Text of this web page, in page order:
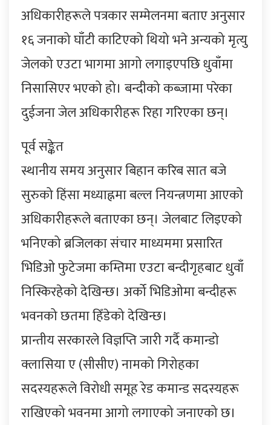
अधिकारीहरूले पत्रकार सम्मेलनमा बताए अनुसार
१६ जनाको घाँटी काटिएको थियो भने अन्यको मृत्यु
जेलको एउटा भागमा आगो लगाइएपछि धुवाँमा
निसासिएर भएको हो। बन्दीको कब्जामा परेका
दुईजना जेल अधिकारीहरू रिहा गरिएका छन्।
पूर्व सङ्केत
स्थानीय समय अनुसार बिहान करिब सात बजे
सुरुको हिंसा मध्याह्नमा बल्ल नियन्त्रणमा आएको
अधिकारीहरूले बताएका छन्। जेलबाट लिइएको
भनिएको ब्रजिलका संचार माध्यममा प्रसारित
भिडिओ फुटेजमा कम्तिमा एउटा बन्दीगृहबाट धुवाँ
निस्किरहेको देखिन्छ। अर्को भिडिओमा बन्दीहरू
भवनको छतमा हिँडेको देखिन्छ।
प्रान्तीय सरकारले विज्ञप्ति जारी गर्दै कमान्डो
क्लासिया ए (सीसीए) नामको गिरोहका
सदस्यहरूले विरोधी समूह रेड कमान्ड सदस्यहरू
राखिएको भवनमा आगो लगाएको जनाएको छ।